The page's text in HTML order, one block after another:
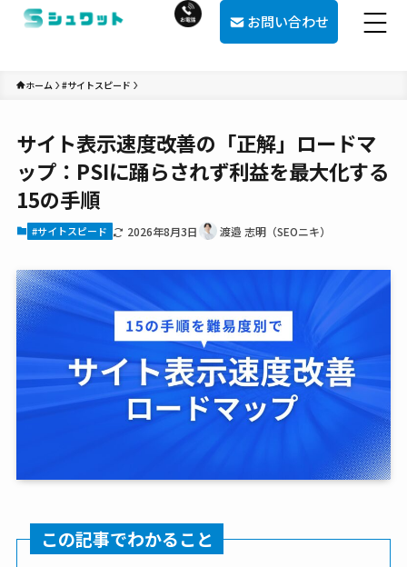
お問い合わせ
ホーム #サイトスピード
サイト表示速度改善の「正解」ロードマ
ップ：PSIに踊らされず利益を最大化する
15の手順
#サイトスピード 2026年8月3日 渡邉 志明（SEOニキ）
この記事でわかること